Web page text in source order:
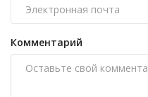
Комментарий